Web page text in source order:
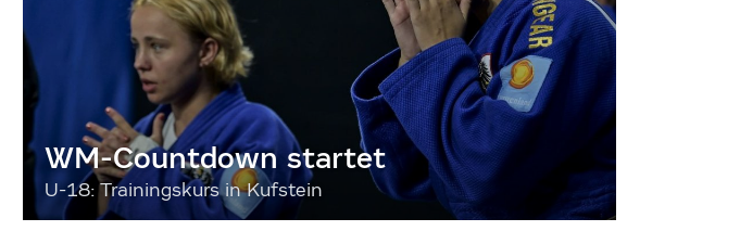
WM-Countdown startet
U-18: Trainingskurs in Kufstein